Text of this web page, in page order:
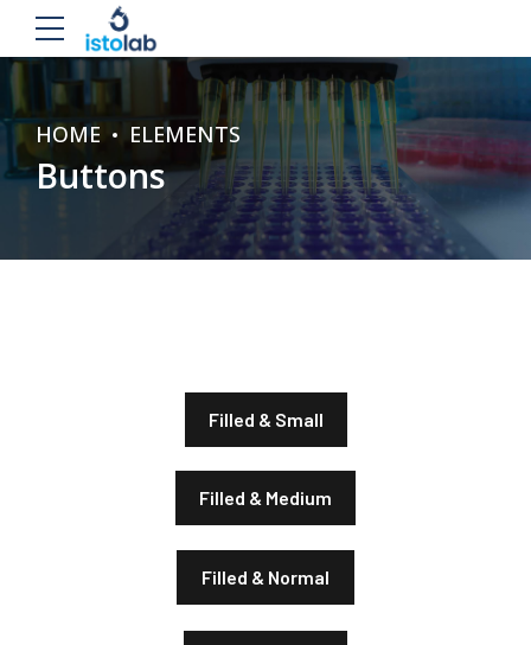
HOME ELEMENTS
Buttons
Filled & Small
Filled & Medium
Filled & Normal